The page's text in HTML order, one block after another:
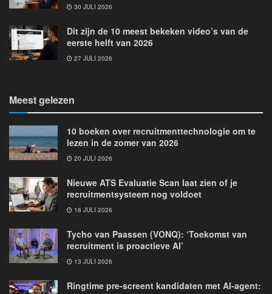
30 JULI 2026
Dit zijn de 10 meest bekeken video’s van de
eerste helft van 2026
27 JULI 2026
Meest gelezen
10 boeken over recruitmenttechnologie om te
lezen in de zomer van 2026
20 JULI 2026
Nieuwe ATS Evaluatie Scan laat zien of je
recruitmentsysteem nog voldoet
16 JULI 2026
Tycho van Paassen (VONQ): ‘Toekomst van
recruitment is proactieve AI’
13 JULI 2026
Ringtime pre-screent kandidaten met AI-agent: